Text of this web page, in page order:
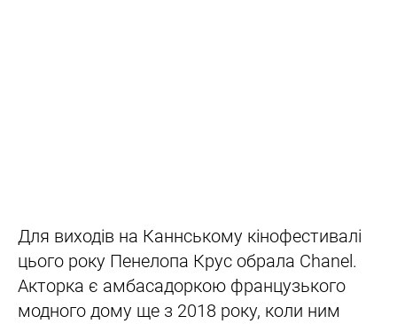
Для виходів на Каннському кінофестивалі
цього року Пенелопа Крус обрала Chanel.
Акторка є амбасадоркою французького
модного дому ще з 2018 року, коли ним